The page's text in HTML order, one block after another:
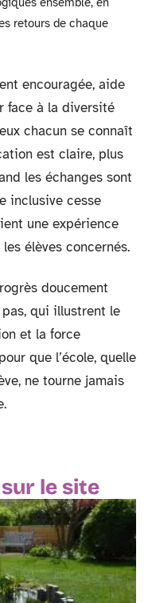
retours de chaque
encouragée, aide
face à la diversité
chacun se connaît
est claire, plus
les échanges sont
inclusive cesse
une expérience
élèves concernés.
doucement
qui illustrent le
et la force
que l’école, quelle
ne tourne jamais
le site